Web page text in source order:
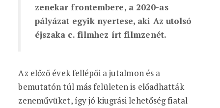
zenekar frontembere, a 2020-as
pályázat egyik nyertese, aki Az utolsó
éjszaka c. filmhez írt filmzenét.
Az előző évek fellépői a jutalmon és a
bemutatón túl más felületen is előadhatták
zeneművüket, így jó kiugrási lehetőség fiatal